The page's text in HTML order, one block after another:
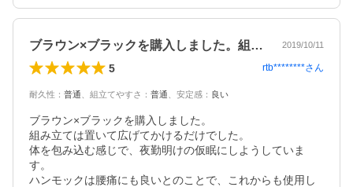
ブラウン×ブラックを購入しました。組み… 2019/10/11
5 rtb********さん
耐久性 ： 普通 組立てやすさ ： 普通 安定感 ： 良い
ブラウン×ブラックを購入しました。
組み立ては置いて広げてかけるだけでした。
体を包み込む感じで、夜勤明けの仮眠にしようしていま
す。
ハンモックは腰痛にも良いとのことで、これからも使用し